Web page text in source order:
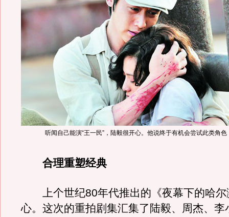
听闻自己能演“王一民”，陆毅很开心。他说终于有机会尝试此类角色
合理重塑经典
上个世纪80年代推出的《夜幕下的哈尔
心。这次的重拍剧集汇集了陆毅、周杰、李